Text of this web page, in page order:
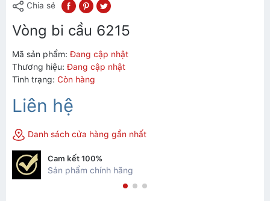
Chia sẻ
Vòng bi cầu 6215
Mã sản phẩm: Đang cập nhật
Thương hiệu: Đang cập nhật
Tình trạng: Còn hàng
Liên hệ
Danh sách cửa hàng gần nhất
Cam kết 100%
Sản phẩm chính hãng